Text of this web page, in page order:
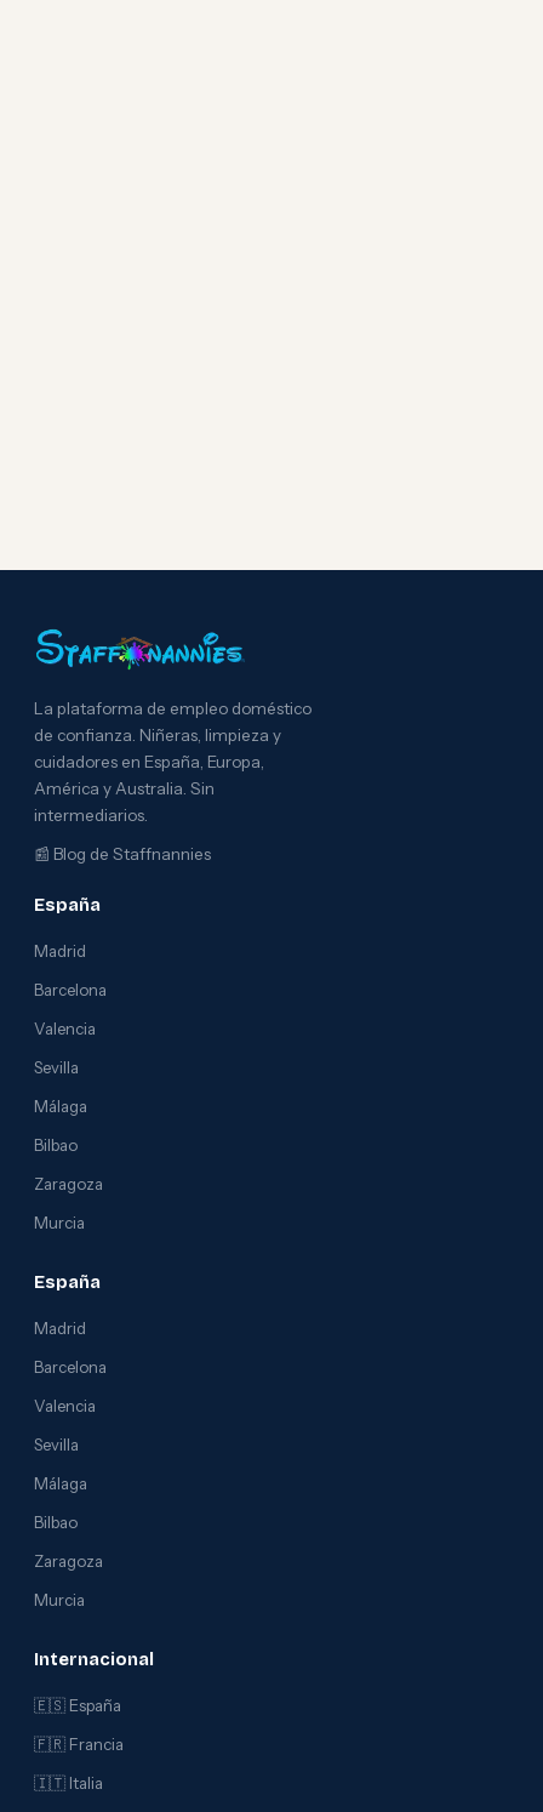
La plataforma de empleo doméstico
de confianza. Niñeras, limpieza y
cuidadores en España, Europa,
América y Australia. Sin
intermediarios.
📰 Blog de Staffnannies
España
Madrid
Barcelona
Valencia
Sevilla
Málaga
Bilbao
Zaragoza
Murcia
España
Madrid
Barcelona
Valencia
Sevilla
Málaga
Bilbao
Zaragoza
Murcia
Internacional
🇪🇸 España
🇫🇷 Francia
🇮🇹 Italia